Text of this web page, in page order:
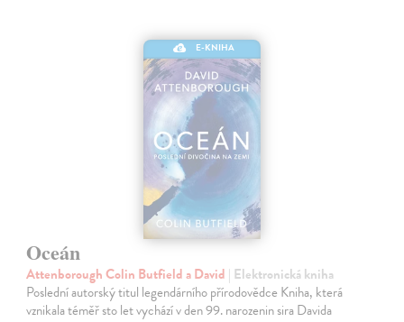
E-KNIHA
Oceán
Attenborough Colin Butfield a David | Elektronická kniha
Poslední autorský titul legendárního přírodovědce Kniha, která
vznikala téměř sto let vychází v den 99. narozenin sira Davida